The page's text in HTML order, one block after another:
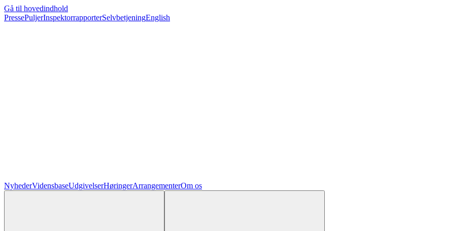
Gå til hovedindhold
PressePuljerInspektorrapporterSelvbetjeningEnglish
NyhederVidensbaseUdgivelserHøringerArrangementerOm os